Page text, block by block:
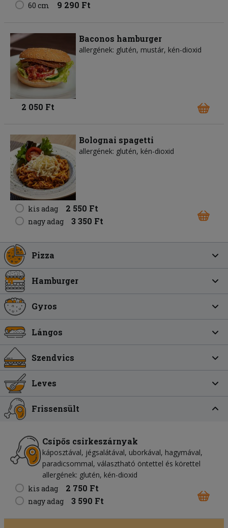
60 cm 9 290 Ft
Baconos hamburger
allergének: glutén, mustár, kén-dioxid
2 050 Ft
Bolognai spagetti
allergének: glutén, kén-dioxid
kis adag 2 550 Ft
nagy adag 3 350 Ft
Pizza
Hamburger
Gyros
Lángos
Szendvics
Leves
Frissensült
Csípős csirkeszárnyak
káposztával, jégsalátával, uborkával, hagymával,
paradicsommal, választható öntettel és körettel
allergének: glutén, kén-dioxid
kis adag
2 750 Ft
nagy adag 3 590 Ft